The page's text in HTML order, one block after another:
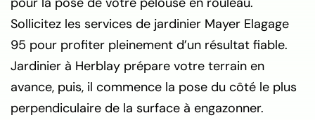
Sollicitez les services de jardinier Mayer Elagage
95 pour profiter pleinement d’un résultat fiable.
Jardinier à Herblay prépare votre terrain en
avance, puis, il commence la pose du côté le plus
perpendiculaire de la surface à engazonner.